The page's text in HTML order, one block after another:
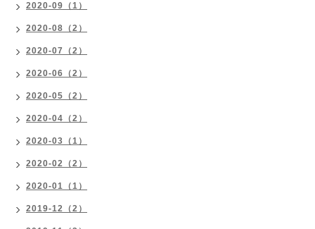
2020-09（1）
2020-08（2）
2020-07（2）
2020-06（2）
2020-05（2）
2020-04（2）
2020-03（1）
2020-02（2）
2020-01（1）
2019-12（2）